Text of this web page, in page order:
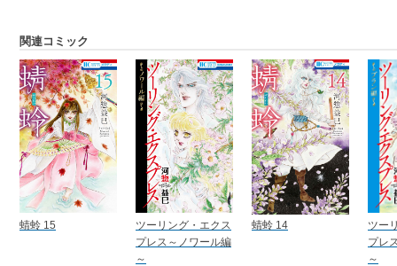
関連コミック
蜻蛉 15
ツーリング・エクス
プレス～ノワール編
～
蜻蛉 14
ツー
プレ
～